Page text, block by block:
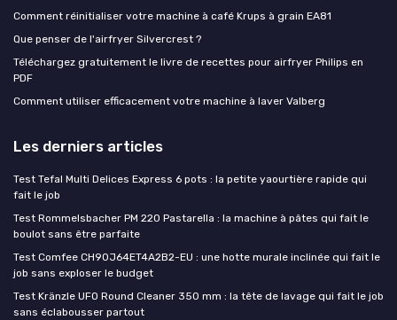
Comment réinitialiser votre machine à café Krups à grain EA81
Que penser de l'airfryer Silvercrest ?
Téléchargez gratuitement le livre de recettes pour airfryer Philips en
PDF
Comment utiliser efficacement votre machine à laver Valberg
Les derniers articles
Test Tefal Multi Delices Express 6 pots : la petite yaourtière rapide qui
fait le job
Test Rommelsbacher PM 220 Pastarella : la machine à pâtes qui fait le
boulot sans être parfaite
Test Comfee CH90J64ET4A2B2-EU : une hotte murale inclinée qui fait le
job sans exploser le budget
Test Kränzle UFO Round Cleaner 350 mm : la tête de lavage qui fait le job
sans éclabousser partout